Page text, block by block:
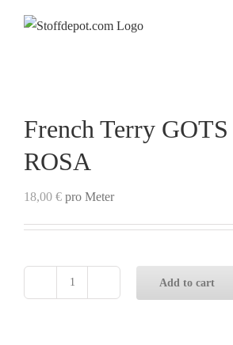
French Terry
ROSA
18,00 € pro Meter
Add to cart